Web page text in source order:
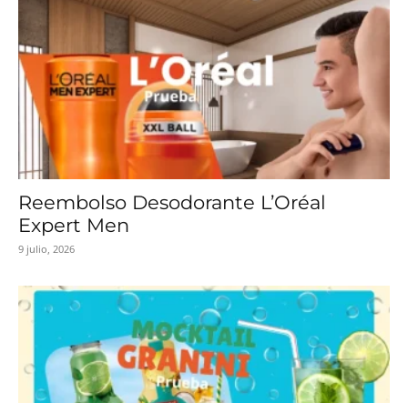
Reembolso Desodorante L’Oréal
Expert Men
9 julio, 2026